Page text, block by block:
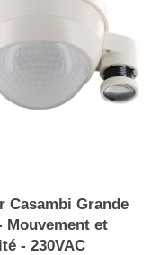
Casambi Grande
Mouvement et
- 230VAC